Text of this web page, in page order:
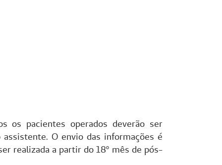
os pacientes operados deverão ser
O envio das informações é
realizada a partir do 18º mês de pós-